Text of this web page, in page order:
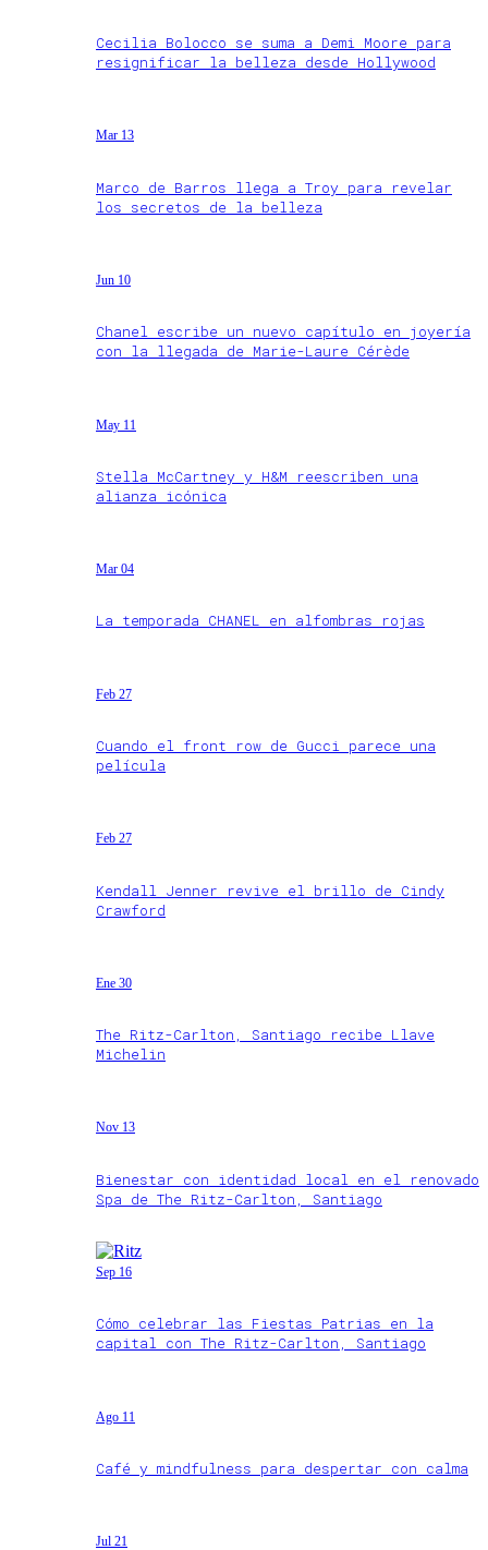
Cecilia Bolocco se suma a Demi Moore para
resignificar la belleza desde Hollywood
Mar 13
Marco de Barros llega a Troy para revelar
los secretos de la belleza
Jun 10
Chanel escribe un nuevo capítulo en joyería
con la llegada de Marie-Laure Cérède
May 11
Stella McCartney y H&M reescriben una
alianza icónica
Mar 04
La temporada CHANEL en alfombras rojas
Feb 27
Cuando el front row de Gucci parece una
película
Feb 27
Kendall Jenner revive el brillo de Cindy
Crawford
Ene 30
The Ritz-Carlton, Santiago recibe Llave
Michelin
Nov 13
Bienestar con identidad local en el renovado
Spa de The Ritz-Carlton, Santiago
Sep 16
Cómo celebrar las Fiestas Patrias en la
capital con The Ritz-Carlton, Santiago
Ago 11
Café y mindfulness para despertar con calma
Jul 21